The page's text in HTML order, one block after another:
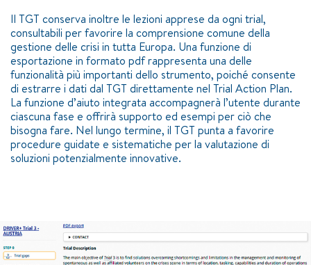
Il TGT conserva inoltre le lezioni apprese da ogni trial,
consultabili per favorire la comprensione comune della
gestione delle crisi in tutta Europa. Una funzione di
esportazione in formato pdf rappresenta una delle
funzionalità più importanti dello strumento, poiché consente
di estrarre i dati dal TGT direttamente nel Trial Action Plan.
La funzione d’aiuto integrata accompagnerà l’utente durante
ciascuna fase e offrirà supporto ed esempi per ciò che
bisogna fare. Nel lungo termine, il TGT punta a favorire
procedure guidate e sistematiche per la valutazione di
soluzioni potenzialmente innovative.